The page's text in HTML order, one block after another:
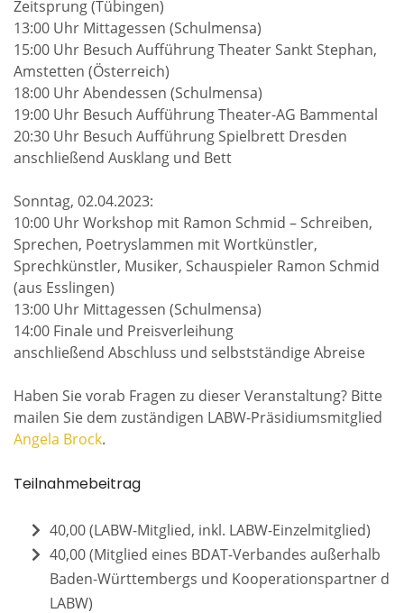
Zeitsprung (Tübingen)
13:00 Uhr Mittagessen (Schulmensa)
15:00 Uhr Besuch Aufführung Theater Sankt Stephan,
Amstetten (Österreich)
18:00 Uhr Abendessen (Schulmensa)
19:00 Uhr Besuch Aufführung Theater-AG Bammental
20:30 Uhr Besuch Aufführung Spielbrett Dresden
anschließend Ausklang und Bett
Sonntag, 02.04.2023:
10:00 Uhr Workshop mit Ramon Schmid – Schreiben,
Sprechen, Poetryslammen mit Wortkünstler,
Sprechkünstler, Musiker, Schauspieler Ramon Schmid
(aus Esslingen)
13:00 Uhr Mittagessen (Schulmensa)
14:00 Finale und Preisverleihung
anschließend Abschluss und selbstständige Abreise
Haben Sie vorab Fragen zu dieser Veranstaltung? Bitte
mailen Sie dem zuständigen LABW-Präsidiumsmitglied
Angela Brock.
Teilnahmebeitrag
40,00 (LABW-Mitglied, inkl. LABW-Einzelmitglied)
40,00 (Mitglied eines BDAT-Verbandes außerhalb
Baden-Württembergs und Kooperationspartner des
LABW)